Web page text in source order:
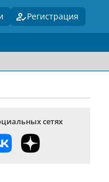
Регистрация
сетях